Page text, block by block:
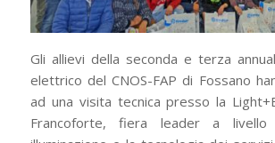
Gli allievi della seconda e terza
elettrico del CNOS-FAP di Fossano
ad una visita tecnica presso la
Francoforte, fiera leader a livello